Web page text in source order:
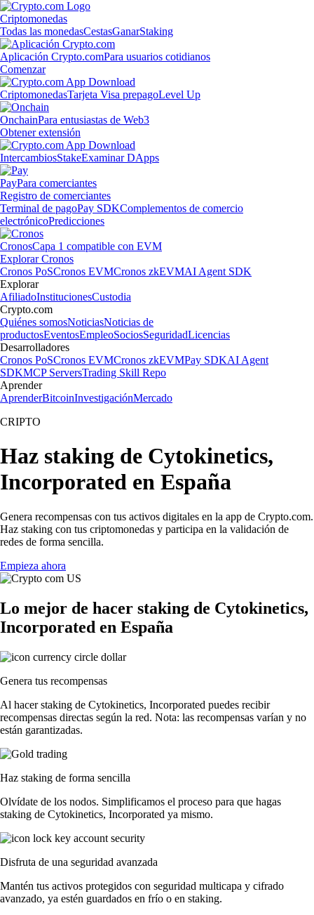
Criptomonedas
Todas las monedasCestasGanarStaking
Aplicación Crypto.comPara usuarios cotidianos
Comenzar
CriptomonedasTarjeta Visa prepagoLevel Up
OnchainPara entusiastas de Web3
Obtener extensión
IntercambiosStakeExaminar DApps
PayPara comerciantes
Registro de comerciantes
Terminal de pagoPay SDKComplementos de comercio
electrónicoPredicciones
CronosCapa 1 compatible con EVM
Explorar Cronos
Cronos PoSCronos EVMCronos zkEVMAI Agent SDK
Explorar
AfiliadoInstitucionesCustodia
Crypto.com
Quiénes somosNoticiasNoticias de
productosEventosEmpleoSociosSeguridadLicencias
Desarrolladores
Cronos PoSCronos EVMCronos zkEVMPay SDKAI Agent
SDKMCP ServersTrading Skill Repo
Aprender
AprenderBitcoinInvestigaciónMercado
CRIPTO
Haz staking de Cytokinetics,
Incorporated en España
Genera recompensas con tus activos digitales en la app de Crypto.com.
Haz staking con tus criptomonedas y participa en la validación de
redes de forma sencilla.
Empieza ahora
Lo mejor de hacer staking de Cytokinetics,
Incorporated en España
Genera tus recompensas
Al hacer staking de Cytokinetics, Incorporated puedes recibir
recompensas directas según la red. Nota: las recompensas varían y no
están garantizadas.
Haz staking de forma sencilla
Olvídate de los nodos. Simplificamos el proceso para que hagas
staking de Cytokinetics, Incorporated ya mismo.
Disfruta de una seguridad avanzada
Mantén tus activos protegidos con seguridad multicapa y cifrado
avanzado, ya estén guardados en frío o en staking.